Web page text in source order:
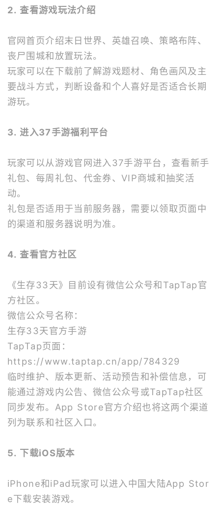
2. 查看游戏玩法介绍
官网首页介绍末日世界、英雄召唤、策略布阵、
丧尸围城和放置玩法。
玩家可以在下载前了解游戏题材、角色画风及主
要战斗方式，判断设备和个人喜好是否适合长期
游玩。
3. 进入37手游福利平台
玩家可以从游戏官网进入37手游平台，查看新手
礼包、每周礼包、代金券、VIP商城和抽奖活
动。
礼包是否适用于当前服务器，需要以领取页面中
的渠道和服务器说明为准。
4. 查看官方社区
《生存33天》目前设有微信公众号和TapTap官
方社区。
微信公众号名称：
生存33天官方手游
TapTap页面：
https://www.taptap.cn/app/784329
临时维护、版本更新、活动预告和补偿信息，可
能通过游戏内公告、微信公众号或TapTap社区
同步发布。App Store官方介绍也将这两个渠道
列为联系和社区入口。
5. 下载iOS版本
iPhone和iPad玩家可以进入中国大陆App Stor
e下载安装游戏。